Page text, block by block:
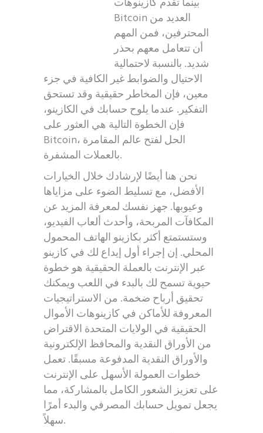
Bitcoin العديد من
المحترفين، فمن المهم
أن تتعامل معهم بحذر
شديد. بالنسبة لاحتمالية
الاحتيال والضوابط غير الكافية في جزء
معين، فإن المخاطر حقيقية وقد تستحق
التفكير. عندما يلوح حسابك في الكازينو،
فإن الخطوة التالية هي العثور على
Bitcoin، الحل لفتح عالم المقامرة
بالعملات المشفرة.
نحن هنا أيضًا لإرشادك خلال الخيارات
الأفضل، مع تسليط الضوء على مزاياها
وعيوبها. جهز نفسك لمعرفة المزيد عن
المكافآت المربحة، وأحدث ألعاب الفيديو،
وستستمتع أكثر بكازينو الهاتف المحمول
المحلي. إن إجراء أول إيداع لك في كازينو
عبر الإنترنت بالعملة الحقيقية هو خطوة
حيوية تسمح لك بالبدء في اللعب ويمكنك
تحقيق أرباح ضخمة. من الاستراتيجيات
المعروفة للأماكن في كازينوهات الأموال
الحقيقية في الولايات المتحدة الاقتراض
من الأوراق النقدية والمحافظ الإلكترونية
والأوراق النقدية المدفوعة مسبقًا. تعمل
خطوات العمولة الأسهل على الإنترنت
على تعزيز الشعور الكامل بالمشاركة، مما
يجعل تمويل حسابك المصرفي والبدء أمرًا
سهلاً.